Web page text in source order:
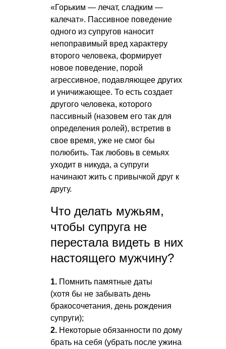
«Горьким — лечат, сладким —
калечат». Пассивное поведение
одного из супругов наносит
непоправимый вред характеру
второго человека, формирует
новое поведение, порой
агрессивное, подавляющее других
и уничижающее. То есть создает
другого человека, которого
пассивный (назовем его так для
определения ролей), встретив в
свое время, уже не смог бы
полюбить. Так любовь в семьях
уходит в никуда, а супруги
начинают жить с привычкой друг к
другу.
Что делать мужьям,
чтобы супруга не
перестала видеть в них
настоящего мужчину?
1. Помнить памятные даты
(хотя бы не забывать день
бракосочетания, день рождения
супруги);
2. Некоторые обязанности по дому
брать на себя (убрать после ужина